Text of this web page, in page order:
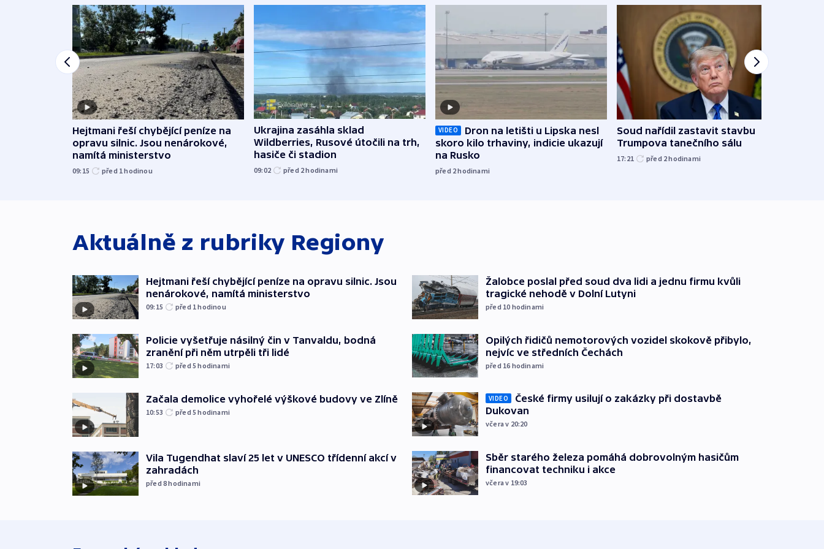
Hejtmani řeší chybějící peníze na
opravu silnic. Jsou nenárokové,
namítá ministerstvo
09:15 před 1hodinou
Ukrajina zasáhla sklad
Wildberries, Rusové útočili na trh,
hasiče či stadion
09:02 před 2hodinami
VIDEO
Dron na letišti u Lipska nesl
skoro kilo trhaviny, indicie ukazují
na Rusko
před 2hodinami
Soud nařídil zastavit stavbu
Trumpova tanečního sálu
17:21 před 2hodinami
Aktuálně z rubriky Regiony
Hejtmani řeší chybějící peníze na opravu silnic. Jsou
nenárokové, namítá ministerstvo
09:15 před 1hodinou
Policie vyšetřuje násilný čin v Tanvaldu, bodná
zranění při něm utrpěli tři lidé
17:03 před 5hodinami
Začala demolice vyhořelé výškové budovy ve Zlíně
10:53 před 5hodinami
Vila Tugendhat slaví 25 let v UNESCO třídenní akcí v
zahradách
před 8hodinami
Žalobce poslal před soud dva lidi a jednu firmu kvůli
tragické nehodě v Dolní Lutyni
před 10 hodinami
Opilých řidičů nemotorových vozidel skokově přibylo,
nejvíc ve středních Čechách
před 16 hodinami
VIDEO
České firmy usilují o zakázky při dostavbě
Dukovan
včera v 20:20
Sběr starého železa pomáhá dobrovolným hasičům
financovat techniku i akce
včera v 19:03